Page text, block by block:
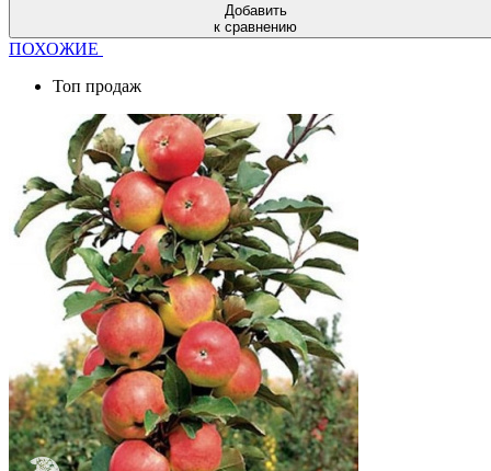
Добавить
к сравнению
ПОХОЖИЕ
Топ продаж